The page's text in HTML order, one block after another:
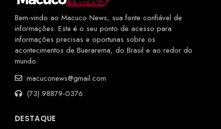
Bem-vindo ao Macuco News, sua fonte confiável de
informações. Este é o seu ponto de acesso para
informações precisas e oportunas sobre os
acontecimentos de Buerarema, do Brasil e ao redor do
mundo.
macuconews@gmail.com
(73) 98879-0376
DESTAQUE